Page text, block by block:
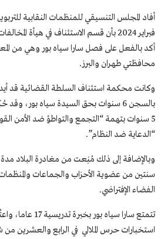
فبراير 2024 بأن قسم الاستئناف في هيأة
أكد بالفعل على فصل سارا سياه بور وهي من
محافظتي طهران والبرز.
بالسجن 6 سنوات بحق السيدة سياه بور،
5 سنوات بتهمة “التجمع والتواطؤ ضد الأمن
“الدعاية ضد النظام”.
وبالإضافة إلى ذلك مُنِعت من مغادرة البلاد
سنتين من عضوية الأحزاب والجماعات
الفضاء الإفتراضي.
تتمتع سارا سياه